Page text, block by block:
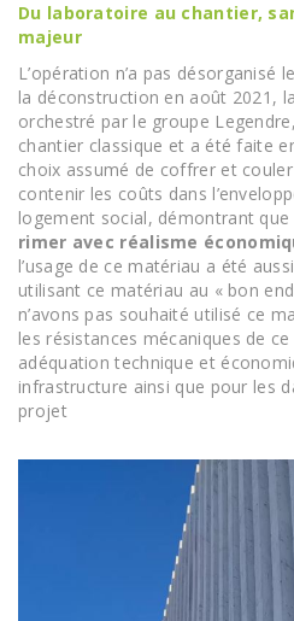
Du laboratoire au chantier,
majeur
L’opération n’a pas désorganisé
la déconstruction en août 2021,
orchestré par le groupe
chantier classique et a été faite
choix assumé de coffrer et
contenir les coûts dans
logement social, démontrant que
rimer avec réalisme
l’usage de ce matériau a été
utilisant ce matériau au « bon
n’avons pas souhaité utilisé ce
les résistances mécaniques de
adéquation technique et
infrastructure ainsi que pour les
projet